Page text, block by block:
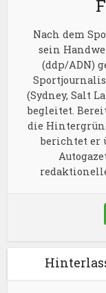
Nach dem
sein
(ddp/ADN)
(Sydney, Salt
begleitet.
die
berichtet er